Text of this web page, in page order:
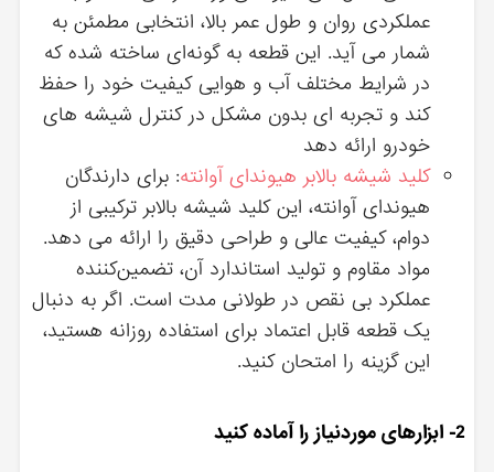
عملکردی روان و طول عمر بالا، انتخابی مطمئن به
شمار می‌ آید. این قطعه به گونه‌ای ساخته شده که
در شرایط مختلف آب‌ و هوایی کیفیت خود را حفظ
کند و تجربه ‌ای بدون مشکل در کنترل شیشه ‌های
خودرو ارائه دهد
کلید شیشه بالابر هیوندای آوانته: برای دارندگان
هیوندای آوانته، این کلید شیشه بالابر ترکیبی از
دوام، کیفیت عالی و طراحی دقیق را ارائه می ‌دهد.
مواد مقاوم و تولید استاندارد آن، تضمین‌کننده
عملکرد بی ‌نقص در طولانی ‌مدت است. اگر به دنبال
یک قطعه قابل اعتماد برای استفاده روزانه هستید،
این گزینه را امتحان کنید.
2- ابزارهای موردنیاز را آماده کنید